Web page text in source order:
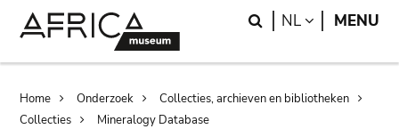
Search
NL LANGUAGE
MENU
Breadcrumb
Home Onderzoek
Collecties, archieven en bibliotheken
Collecties
Mineralogy Database